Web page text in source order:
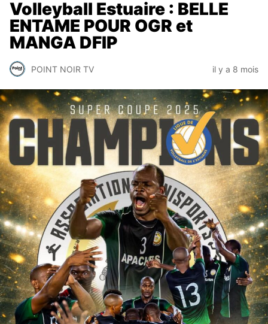
Volleyball Estuaire : BELLE
ENTAME POUR OGR et
MANGA DFIP
POINT NOIR TV il y a 8 mois